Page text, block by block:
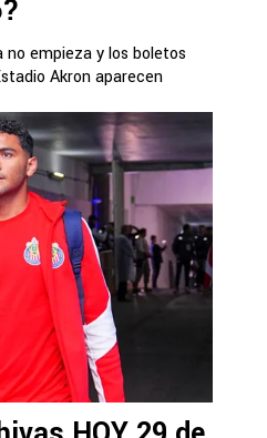
empieza y los boletos
Akron aparecen